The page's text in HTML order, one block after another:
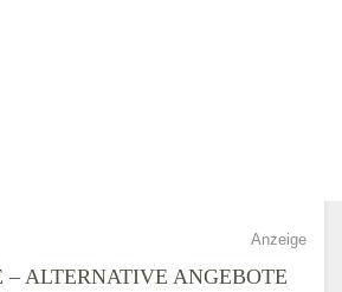
Anzeige
– ALTERNATIVE ANGEBOTE